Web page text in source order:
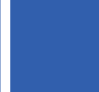
Vodík se